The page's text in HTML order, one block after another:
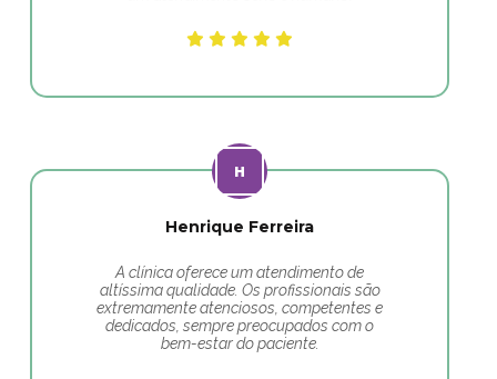
Henrique Ferreira
A clínica oferece um atendimento de
altíssima qualidade. Os profissionais são
extremamente atenciosos, competentes e
dedicados, sempre preocupados com o
bem-estar do paciente.